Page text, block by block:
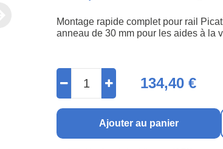
Montage rapide complet pour rail
anneau de 30 mm pour les aides à la
134,40 €
Ajouter au panier